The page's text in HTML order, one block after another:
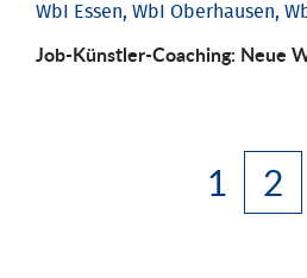
WbI Essen, WbI Oberhausen,
Job-Künstler-Coaching: Neue
1 2